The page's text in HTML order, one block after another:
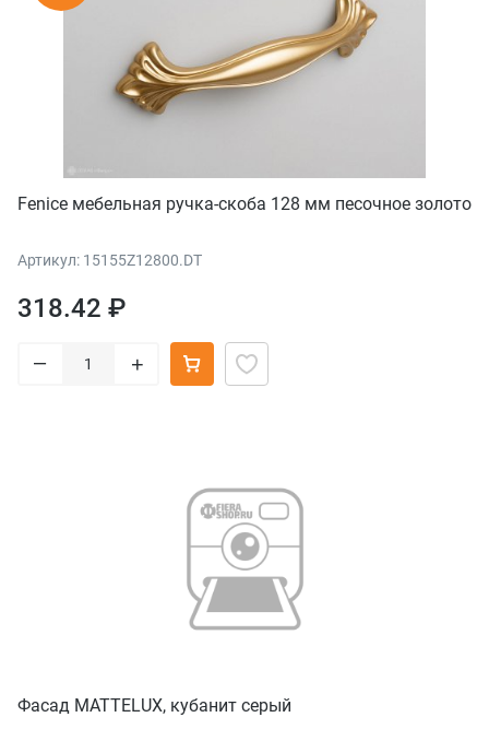
Fenice мебельная ручка-скоба 128 мм песочное золото
Артикул: 15155Z12800.DT
318.42 ₽
– +
Фасад MATTELUX, кубанит серый